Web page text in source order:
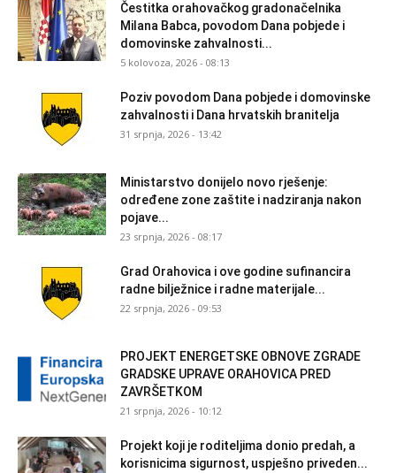
Čestitka orahovačkog gradonačelnika
Milana Babca, povodom Dana pobjede i
domovinske zahvalnosti...
5 kolovoza, 2026 - 08:13
Poziv povodom Dana pobjede i domovinske
zahvalnosti i Dana hrvatskih branitelja
31 srpnja, 2026 - 13:42
Ministarstvo donijelo novo rješenje:
određene zone zaštite i nadziranja nakon
pojave...
23 srpnja, 2026 - 08:17
Grad Orahovica i ove godine sufinancira
radne bilježnice i radne materijale...
22 srpnja, 2026 - 09:53
PROJEKT ENERGETSKE OBNOVE ZGRADE
GRADSKE UPRAVE ORAHOVICA PRED
ZAVRŠETKOM
21 srpnja, 2026 - 10:12
Projekt koji je roditeljima donio predah, a
korisnicima sigurnost, uspješno priveden...